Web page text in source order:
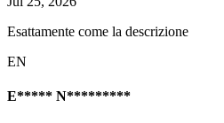
Esattamente come la descrizione
EN
E***** N*********